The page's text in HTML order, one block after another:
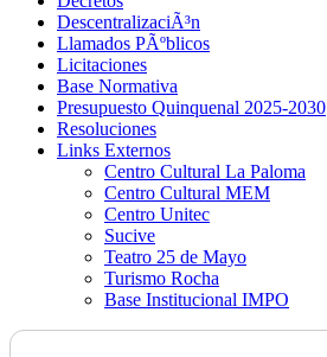
DescentralizaciÃ³n
Llamados PÃºblicos
Licitaciones
Base Normativa
Presupuesto Quinquenal 2025-2030
Resoluciones
Links Externos
Centro Cultural La Paloma
Centro Cultural MEM
Centro Unitec
Sucive
Teatro 25 de Mayo
Turismo Rocha
Base Institucional IMPO